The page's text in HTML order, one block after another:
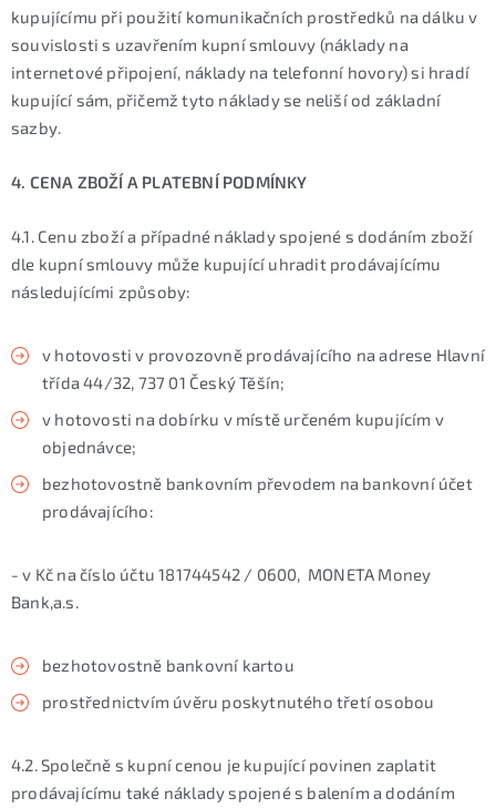
kupujícímu při použití komunikačních prostředků na dálku v
souvislosti s uzavřením kupní smlouvy (náklady na
internetové připojení, náklady na telefonní hovory) si hradí
kupující sám, přičemž tyto náklady se neliší od základní
sazby.
4. CENA ZBOŽÍ A PLATEBNÍ PODMÍNKY
4.1. Cenu zboží a případné náklady spojené s dodáním zboží
dle kupní smlouvy může kupující uhradit prodávajícímu
následujícími způsoby:
v hotovosti v provozovně prodávajícího na adrese Hlavní
třída 44/32, 737 01 Český Těšín;
v hotovosti na dobírku v místě určeném kupujícím v
objednávce;
bezhotovostně bankovním převodem na bankovní účet
prodávajícího:
- v Kč na číslo účtu 181744542 / 0600, MONETA Money
Bank,a.s.
bezhotovostně bankovní kartou
prostřednictvím úvěru poskytnutého třetí osobou
4.2. Společně s kupní cenou je kupující povinen zaplatit
prodávajícímu také náklady spojené s balením a dodáním